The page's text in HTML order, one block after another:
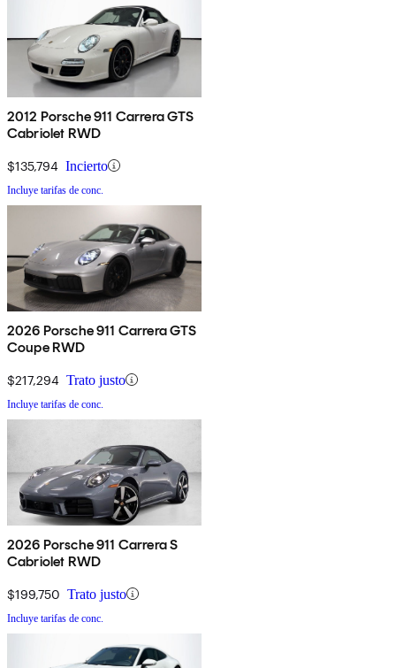
2012 Porsche 911 Carrera GTS
Cabriolet RWD
$135,794 Incierto
Incluye tarifas de conc.
2026 Porsche 911 Carrera GTS
Coupe RWD
$217,294 Trato justo
Incluye tarifas de conc.
2026 Porsche 911 Carrera S
Cabriolet RWD
$199,750 Trato justo
Incluye tarifas de conc.